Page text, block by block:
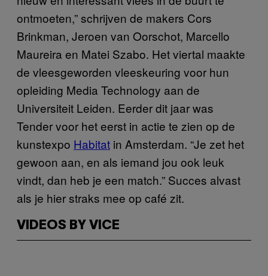
ontmoeten,” schrijven de makers Cors
Brinkman, Jeroen van Oorschot, Marcello
Maureira en Matei Szabo. Het viertal maakte
de vleesgeworden vleeskeuring voor hun
opleiding Media Technology aan de
Universiteit Leiden. Eerder dit jaar was
Tender voor het eerst in actie te zien op de
kunstexpo Habitat in Amsterdam. “Je zet het
gewoon aan, en als iemand jou ook leuk
vindt, dan heb je een match.” Succes alvast
als je hier straks mee op café zit.
VIDEOS BY VICE